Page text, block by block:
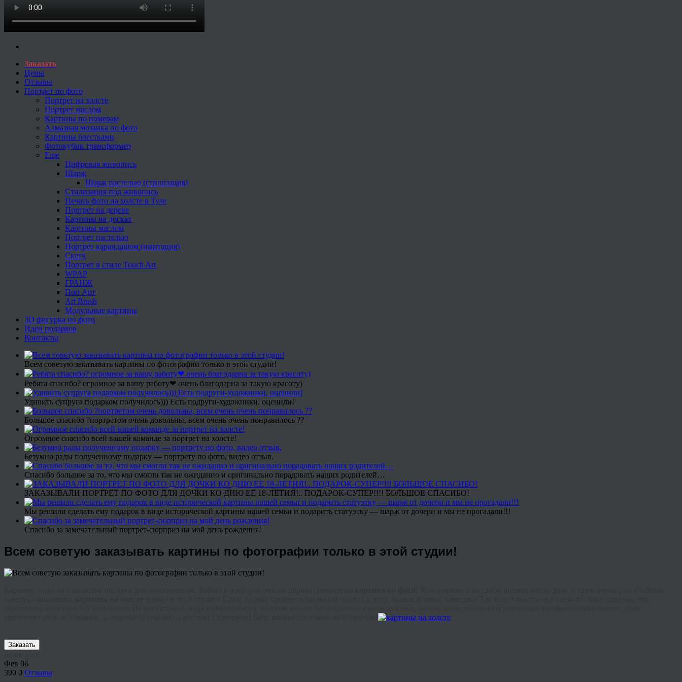
Заказать
Цены
Отзывы
Портрет по фото
Портрет на холсте
Портрет маслом
Картины по номерам
Алмазная мозаика по фото
Картины блестками
Фотокубик трансформер
Еще
Цифровая живопись
Шарж
Шарж пастелью (стилизация)
Стилизация под живопись
Печать фото на холсте в Туле
Портрет на дереве
Картины на досках
Картины маслом
Портрет пастелью
Портрет карандашом (имитация)
Скетч
Портрет в стиле Touch Art
WPAP
ГРАНЖ
Поп Арт
Art Brush
Модульные картины
3D фигурка по фото
Идеи подарков
Контакты
Всем советую заказывать картины по фотографии только в этой студии!
Ребята спасибо? огромное за вашу работу❤ очень благодарна за такую красоту)
Удивить супруга подарком получилось))) Есть подруги-художники, оценили!
Большое спасибо ?портретом очень довольны, всем очень очень понравилось ??
Огромное спасибо всей вашей команде за портрет на холсте!
Безумно рады полученному подарку — портрету по фото, видео отзыв.
Спасибо большое за то, что мы смогли так не ожиданно и оригинально порадовать наших родителей…
ЗАКАЗЫВАЛИ ПОРТРЕТ ПО ФОТО ДЛЯ ДОЧКИ КО ДНЮ ЕЕ 18-ЛЕТИЯ!.. ПОДАРОК-СУПЕР!!!! БОЛЬШОЕ СПАСИБО!
Мы решили сделать ему подарок в виде исторической картины нашей семьи и подарить статуэтку — шарж от дочери и мы не прогадали!!!
Спасибо за замечательный портрет-сюрприз на мой день рождения!
Всем советую заказывать картины по фотографии только в этой студии!
Заказать
Фев 06
390 0 Отзывы